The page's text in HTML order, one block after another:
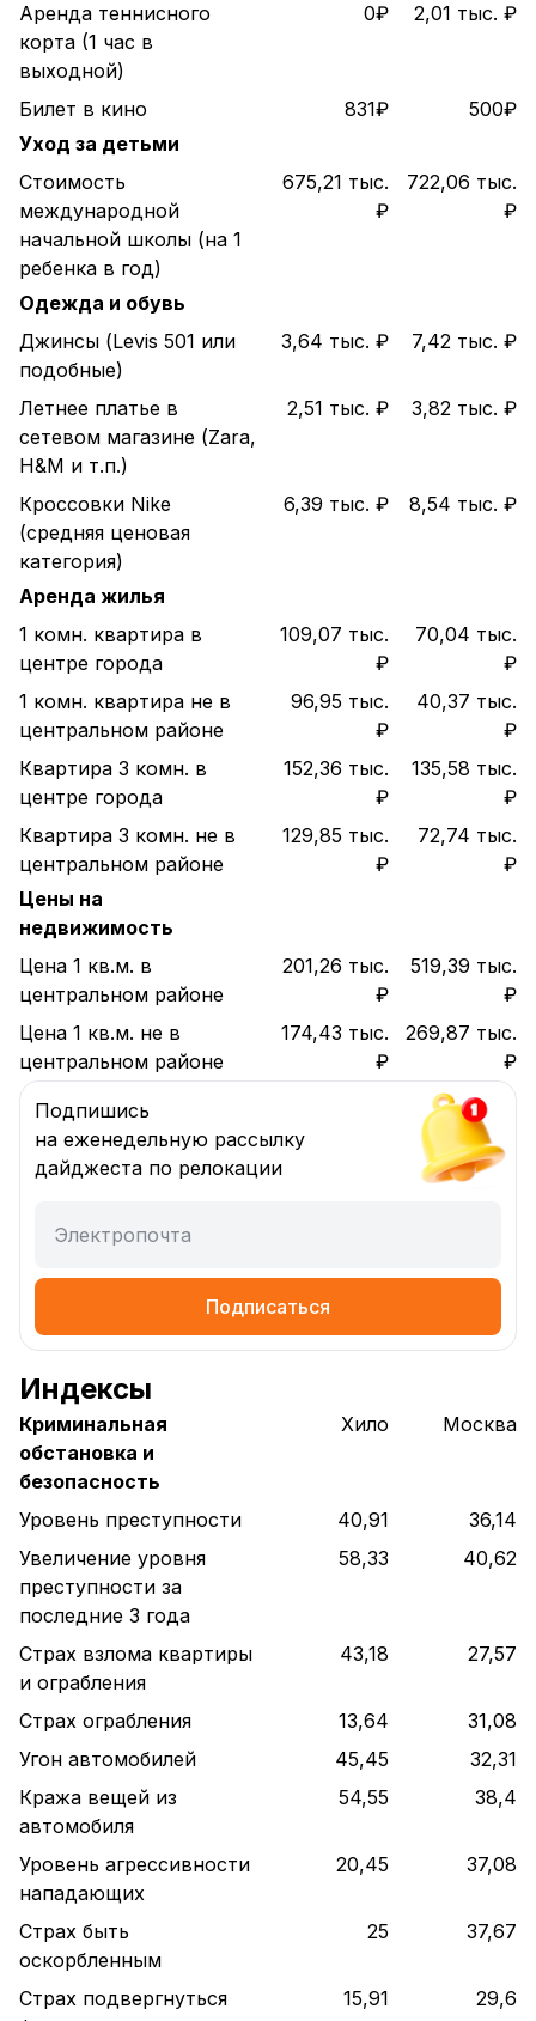
Аренда теннисного
корта (1 час в
выходной)
0₽ 2,01 тыс. ₽
Билет в кино 831₽
500₽
Уход за детьми
Стоимость
международной
начальной школы (на 1
ребенка в год)
675,21 тыс.
₽
722,06 тыс.
₽
Одежда и обувь
Джинсы (Levis 501 или
подобные)
3,64 тыс. ₽ 7,42 тыс. ₽
Летнее платье в
сетевом магазине (Zara,
H&M и т.п.)
2,51 тыс. ₽ 3,82 тыс. ₽
Кроссовки Nike
(средняя ценовая
категория)
6,39 тыс. ₽ 8,54 тыс. ₽
Аренда жилья
1 комн. квартира в
центре города
109,07 тыс.
₽
70,04 тыс.
₽
1 комн. квартира не в
центральном районе
96,95 тыс.
₽
40,37 тыс.
₽
Квартира 3 комн. в
центре города
152,36 тыс.
₽
135,58 тыс.
₽
Квартира 3 комн. не в
центральном районе
129,85 тыс.
₽
72,74 тыс.
₽
Цены на
недвижимость
Цена 1 кв.м. в
центральном районе
201,26 тыс.
₽
519,39 тыс.
₽
Цена 1 кв.м. не в
центральном районе
174,43 тыс.
₽
269,87 тыс.
₽
Подпишись
на еженедельную рассылку
дайджеста по релокации
Электропочта
Подписаться
Индексы
Криминальная
обстановка и
безопасность
Хило Москва
Уровень преступности 40,91
36,14
Увеличение уровня
преступности за
последние 3 года
58,33 40,62
Страх взлома квартиры
и ограбления
43,18 27,57
Страх ограбления 13,64
31,08
Угон автомобилей
45,45
32,31
Кража вещей из
автомобиля
54,55 38,4
Уровень агрессивности
нападающих
20,45 37,08
Страх быть
оскорбленным
25 37,67
Страх подвергнуться
15,91 29,6